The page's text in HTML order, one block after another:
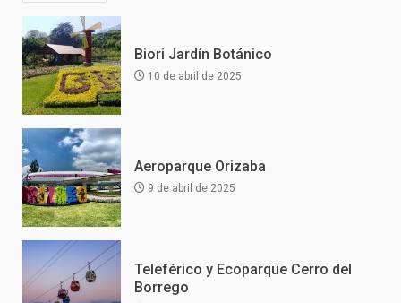
Biori Jardín Botánico
10 de abril de 2025
Aeroparque Orizaba
9 de abril de 2025
Teleférico y Ecoparque Cerro del
Borrego